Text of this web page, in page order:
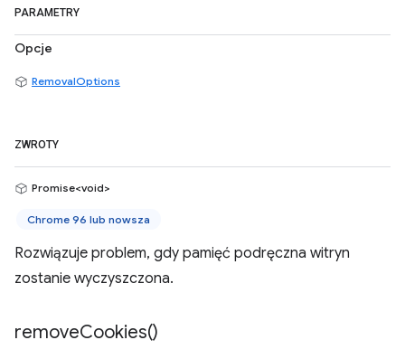
PARAMETRY
Opcje
RemovalOptions
ZWROTY
Promise<void>
Chrome 96 lub nowsza
Rozwiązuje problem, gdy pamięć podręczna witryn
zostanie wyczyszczona.
removeCookies()